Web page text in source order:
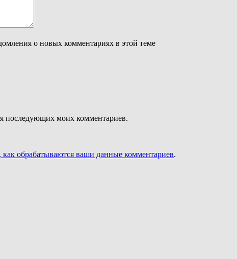
о новых комментариях в этой теме
последующих моих комментариев.
как обрабатываются ваши данные комментариев.